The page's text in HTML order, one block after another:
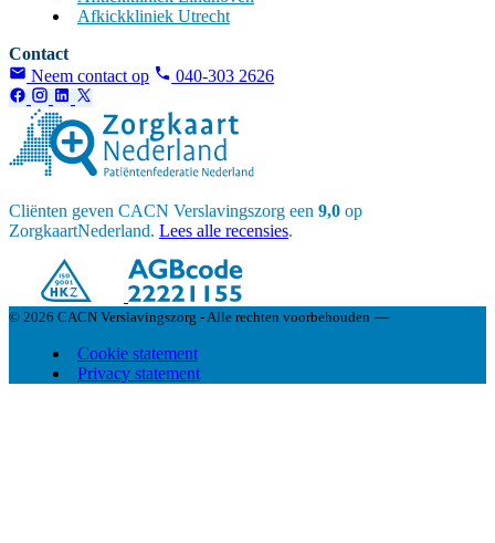
Afkickkliniek Utrecht
Contact
Neem contact op
040-303 2626
Cliënten geven CACN Verslavingszorg een 9,0 op
ZorgkaartNederland. Lees alle recensies.
© 2026 CACN Verslavingszorg - Alle rechten voorbehouden —
Cookie statement
Privacy statement